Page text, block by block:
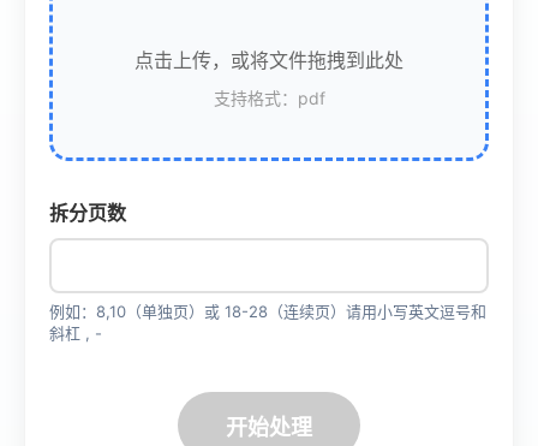
点击上传，或将文件拖拽到此处
支持格式：pdf
拆分页数
例如：8,10（单独页）或 18-28（连续页）请用小写英文逗号和
斜杠 , -
开始处理